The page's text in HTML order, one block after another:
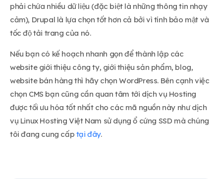
phải chứa nhiều dữ liệu (đặc biệt là những thông tin nhạy
cảm), Drupal là lựa chọn tốt hơn cả bởi vì tính bảo mật và
tốc độ tải trang của nó.
Nếu bạn có kế hoạch nhanh gọn để thành lập các
website giới thiệu công ty, giới thiệu sản phẩm, blog,
website bán hàng thì hãy chọn WordPress. Bên cạnh việc
chọn CMS bạn cũng cần quan tâm tới dịch vụ Hosting
được tối ưu hóa tốt nhất cho các mã nguồn này như dịch
vụ Linux Hosting Việt Nam sử dụng ổ cứng SSD mà chúng
tôi đang cung cấp tại đây.